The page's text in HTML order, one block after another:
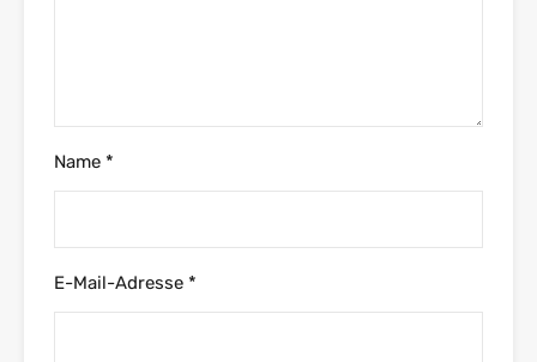
Name *
E-Mail-Adresse *